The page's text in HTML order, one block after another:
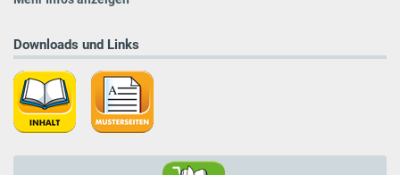
Downloads und Links